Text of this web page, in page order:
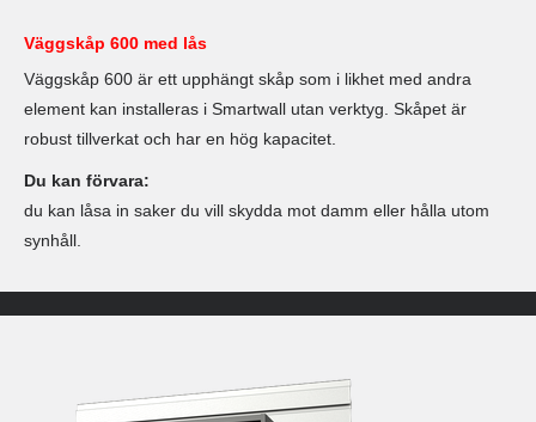
Väggskåp 600 med lås
Väggskåp 600 är ett upphängt skåp som i likhet med andra
element kan installeras i Smartwall utan verktyg. Skåpet är
robust tillverkat och har en hög kapacitet.
Du kan förvara:
du kan låsa in saker du vill skydda mot damm eller hålla utom
synhåll.